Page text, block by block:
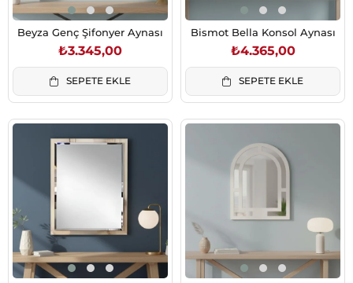
Beyza Genç Şifonyer Aynası
₺3.345,00
SEPETE EKLE
Bismot Bella Konsol Aynası
₺4.365,00
SEPETE EKLE